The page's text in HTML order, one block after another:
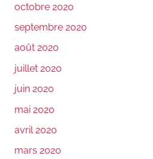
octobre 2020
septembre 2020
août 2020
juillet 2020
juin 2020
mai 2020
avril 2020
mars 2020